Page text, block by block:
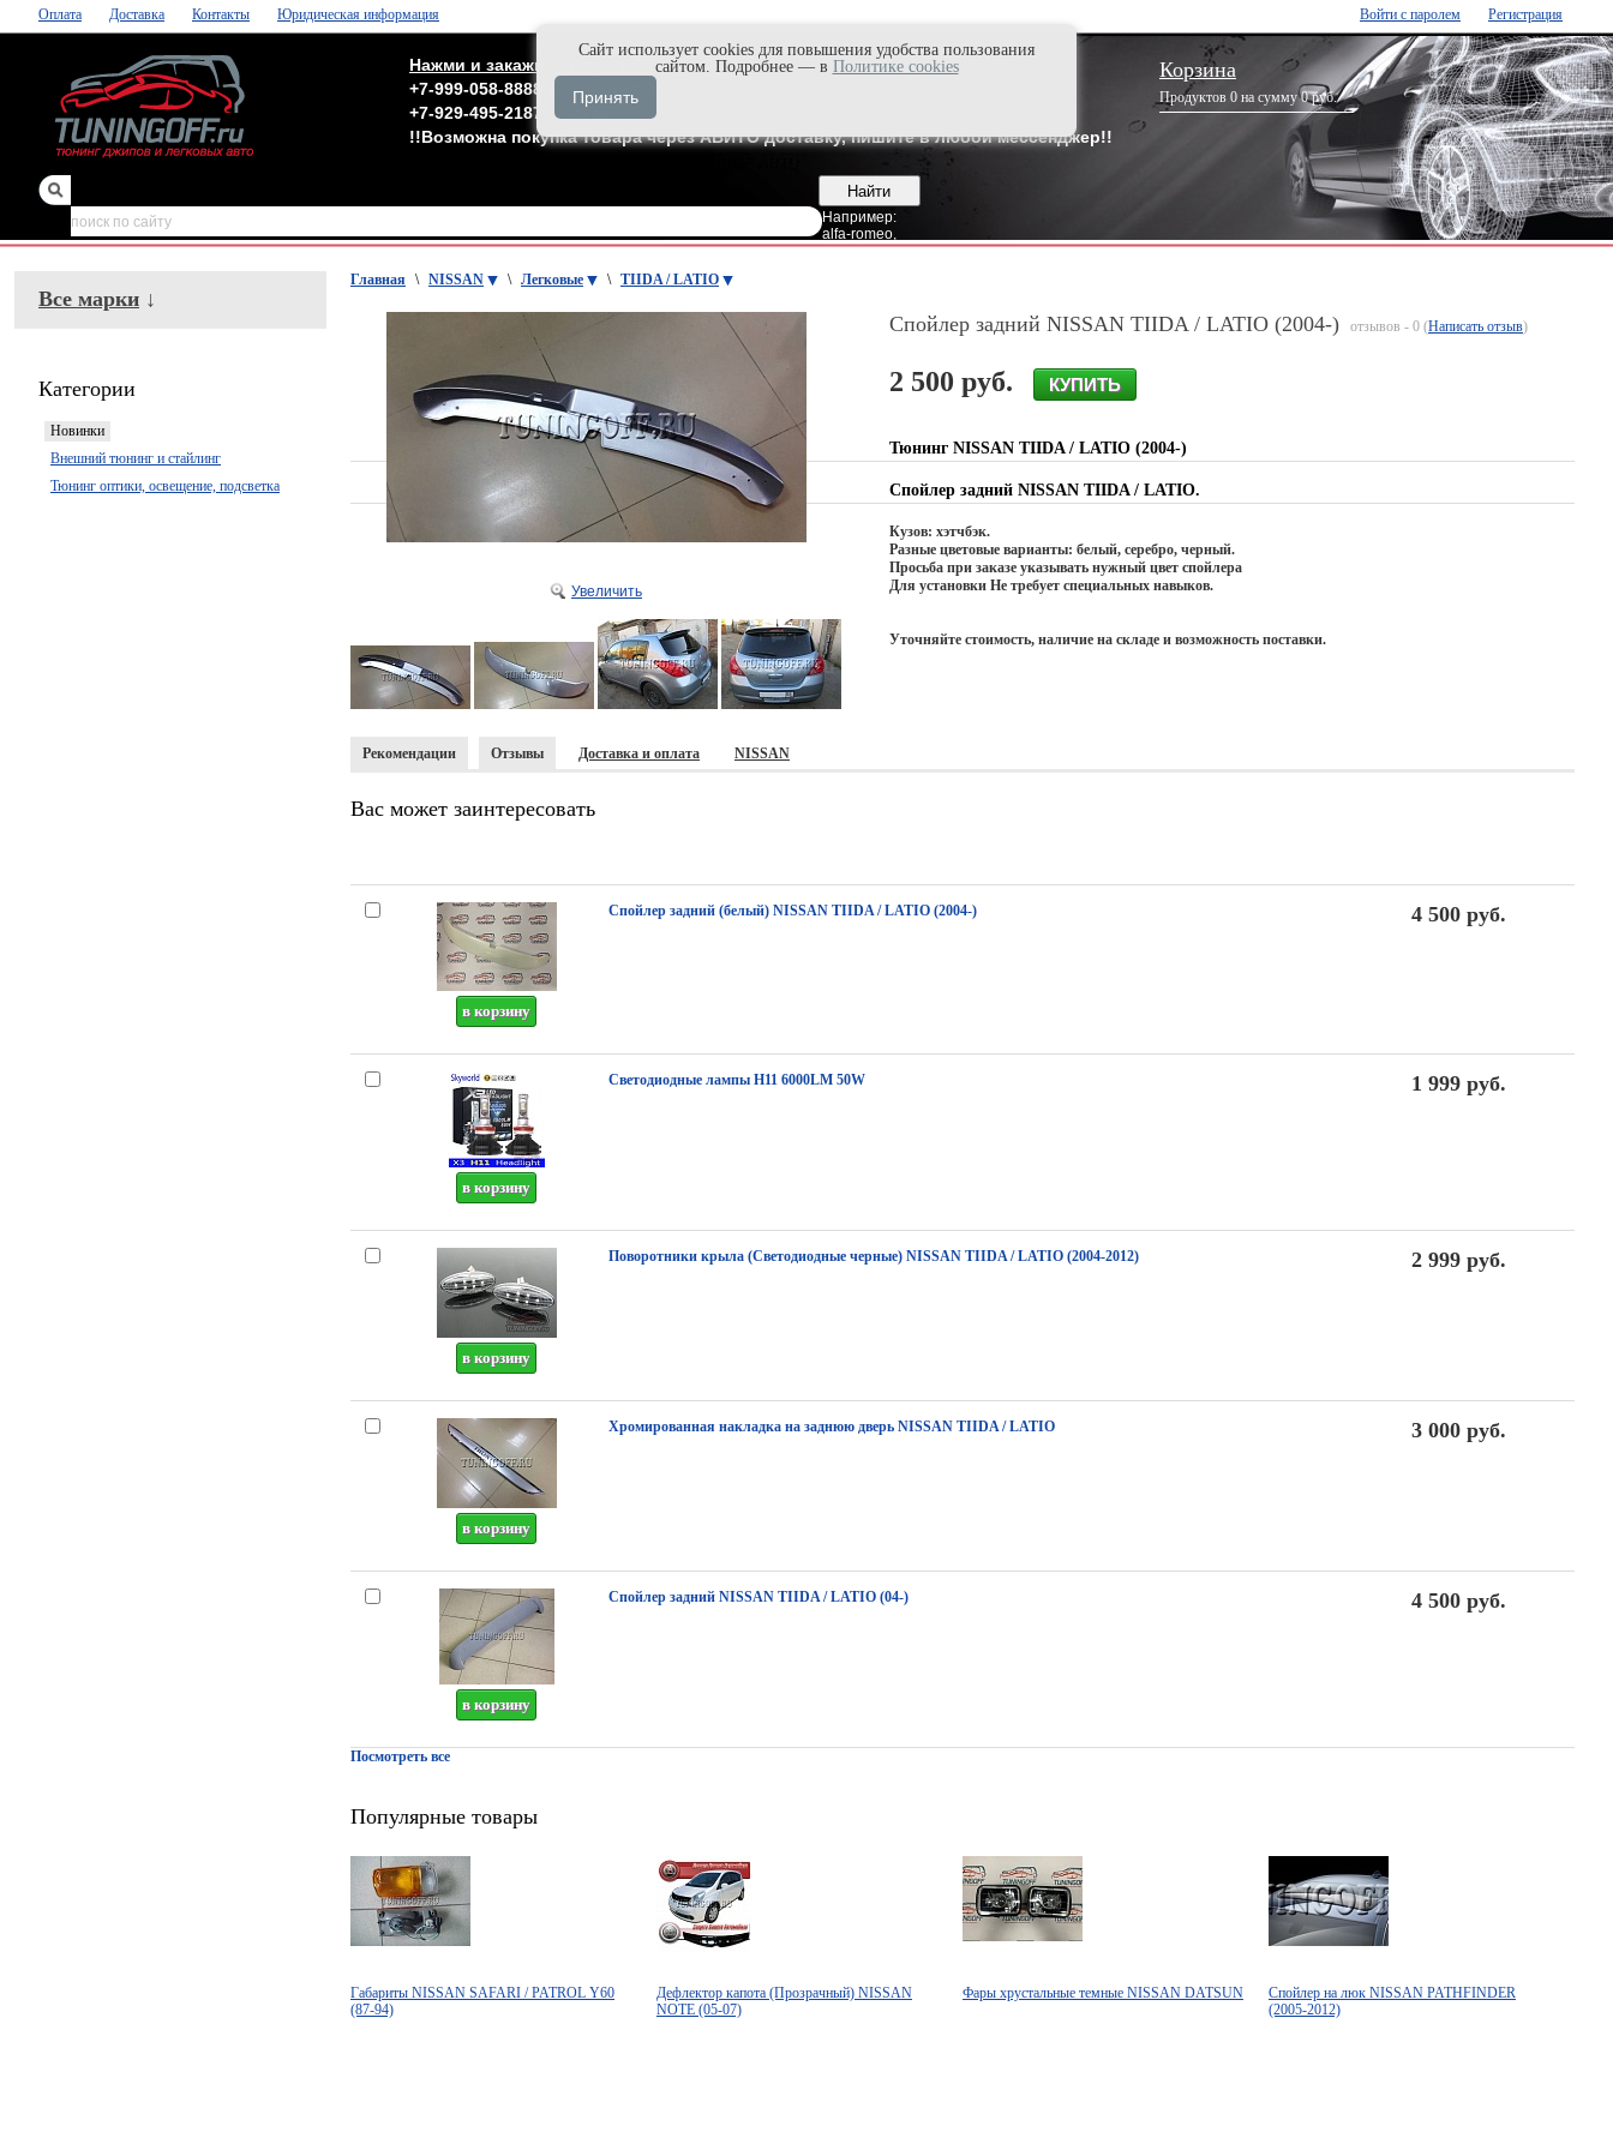
Войти с паролем Регистрация
Оплата Доставка Контакты Юридическая информация
Корзина
Продуктов 0 на сумму 0 руб.
Нажми и закажи быстро в Max'е
+7-999-058-8888
Владивосток
+7-929-495-2187
Москва
!!Возможна покупка товара через АВИТО доставку, пишите в любой мессенджер!!
Например:
alfa-romeo,
зеркала,обвесы
Все марки ↓
Категории
Новинки
Внешний тюнинг и стайлинг
Тюнинг оптики, освещение, подсветка
Главная \ NISSAN \ Легковые \ TIIDA / LATIO
Увеличить
Спойлер задний NISSAN TIIDA / LATIO (2004-) отзывов - 0 (Написать отзыв)
2 500 руб.
Тюнинг NISSAN TIIDA / LATIO (2004-)
Спойлер задний NISSAN TIIDA / LATIO.
Кузов: хэтчбэк.
Разные цветовые варианты: белый, серебро, черный.
Просьба при заказе указывать нужный цвет спойлера
Для установки Не требует специальных навыков.
Уточняйте стоимость, наличие на складе и возможность поставки.
Рекомендации Отзывы Доставка и оплата NISSAN
Вас может заинтересовать
Спойлер задний (белый) NISSAN TIIDA / LATIO (2004-) 4 500 руб.
Светодиодные лампы H11 6000LM 50W 1 999 руб.
Поворотники крыла (Светодиодные черные) NISSAN TIIDA / LATIO (2004-2012) 2 999 руб.
Хромированная накладка на заднюю дверь NISSAN TIIDA / LATIO 3 000 руб.
Спойлер задний NISSAN TIIDA / LATIO (04-) 4 500 руб.
Посмотреть все
Популярные товары
Габариты NISSAN SAFARI / PATROL Y60
(87-94)
Дефлектор капота (Прозрачный) NISSAN
NOTE (05-07)
Фары хрустальные темные NISSAN DATSUN
Спойлер на люк NISSAN PATHFINDER
(2005-2012)
Cайт использует cookies для повышения удобства пользования
сайтом. Подробнее — в Политике cookies
Принять